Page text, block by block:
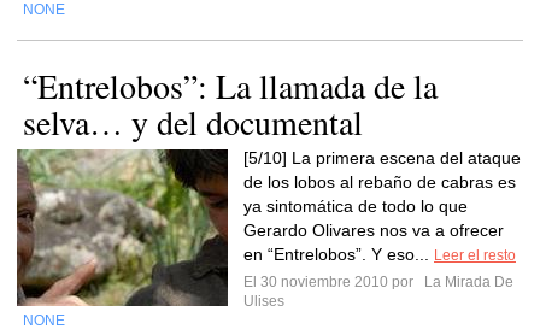
NONE
“Entrelobos”: La llamada de la
selva… y del documental
[5/10] La primera escena del ataque
de los lobos al rebaño de cabras es
ya sintomática de todo lo que
Gerardo Olivares nos va a ofrecer
en “Entrelobos”. Y eso...
Leer el resto
El 30 noviembre 2010 por
La Mirada De
Ulises
NONE